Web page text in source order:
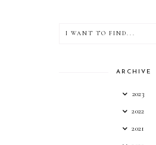
ARCHIVE
2023
2022
2021